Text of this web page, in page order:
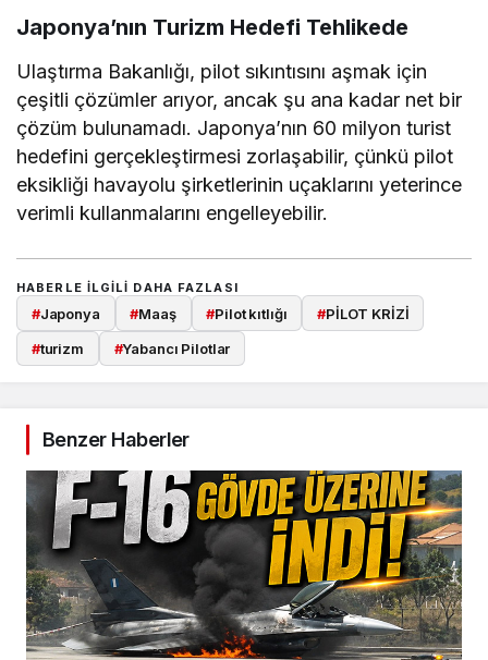
Japonya’nın Turizm Hedefi Tehlikede
Ulaştırma Bakanlığı, pilot sıkıntısını aşmak için
çeşitli çözümler arıyor, ancak şu ana kadar net bir
çözüm bulunamadı. Japonya’nın 60 milyon turist
hedefini gerçekleştirmesi zorlaşabilir, çünkü pilot
eksikliği havayolu şirketlerinin uçaklarını yeterince
verimli kullanmalarını engelleyebilir.
HABERLE ILGILI DAHA FAZLASI
#Japonya #Maaş #Pilot kıtlığı #PİLOT KRİZİ
#turizm #Yabancı Pilotlar
Benzer Haberler